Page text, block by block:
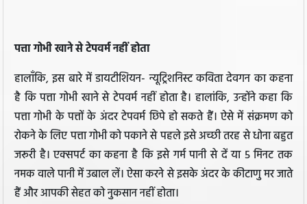
पत्ता गोभी खाने से टेपवर्म नहीं होता
हालाँकि, इस बारे में डायटीशियन- न्यूट्रिशनिस्ट कविता देवगन का कहना
है कि पत्ता गोभी खाने से टेपवर्म नहीं होता है। हालांकि, उन्होंने कहा कि
पत्ता गोभी के पत्तों के अंदर टेपवर्म छिपे हो सकते हैं। ऐसे में संक्रमण को
रोकने के लिए पत्ता गोभी को पकाने से पहले इसे अच्छी तरह से धोना बहुत
जरूरी है। एक्सपर्ट का कहना है कि इसे गर्म पानी से दें या 5 मिनट तक
नमक वाले पानी में उबाल लें। ऐसा करने से इसके अंदर के कीटाणु मर जाते
हैं और आपकी सेहत को नुकसान नहीं होता।